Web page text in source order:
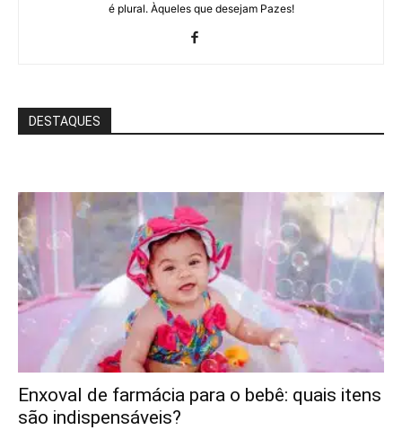
é plural. Àqueles que desejam Pazes!
DESTAQUES
Enxoval de farmácia para o bebê: quais itens
são indispensáveis?